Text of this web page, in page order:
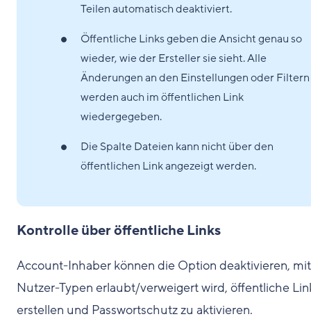
Teilen automatisch deaktiviert.
Öffentliche Links geben die Ansicht genau so
wieder, wie der Ersteller sie sieht. Alle
Änderungen an den Einstellungen oder Filtern
werden auch im öffentlichen Link
wiedergegeben.
Die Spalte Dateien kann nicht über den
öffentlichen Link angezeigt werden.
Kontrolle über öffentliche Links
Account-Inhaber können die Option deaktivieren,
Nutzer-Typen erlaubt/verweigert wird, öffentliche
erstellen und Passwortschutz zu aktivieren.